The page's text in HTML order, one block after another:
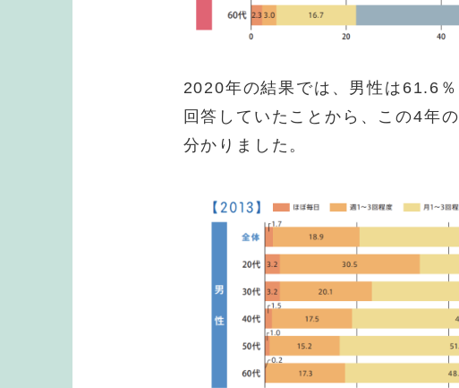
2020年の結果では、男性は61.6
回答していたことから、この4年
分かりました。